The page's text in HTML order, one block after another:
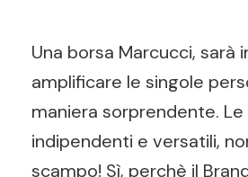
Una borsa Marcucci, sarà
amplificare le singole
maniera sorprendente.
indipendenti e versatili,
scampo! Sì, perchè il